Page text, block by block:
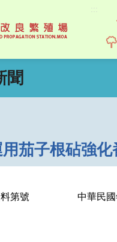
:::
聞
茄子根砧強
第號 中華民國年